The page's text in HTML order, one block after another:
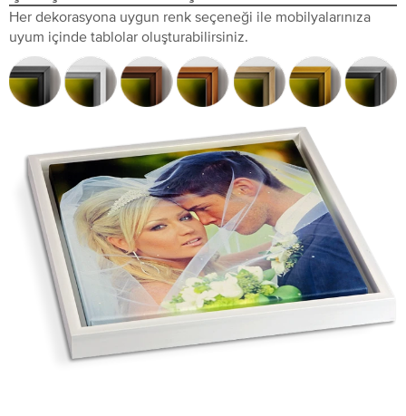
Her dekorasyona uygun renk seçeneği ile mobilyalarınıza
uyum içinde tablolar oluşturabilirsiniz.